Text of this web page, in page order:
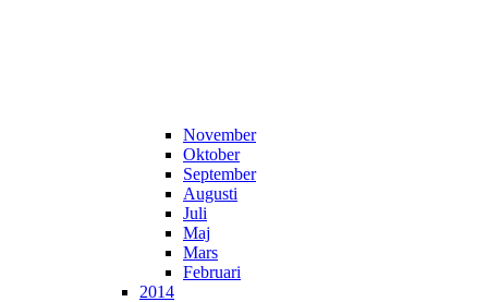
November
Oktober
September
Augusti
Juli
Maj
Mars
Februari
2014